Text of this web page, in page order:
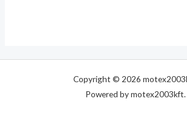
Copyright © 2026
Powered by motex2003kft.